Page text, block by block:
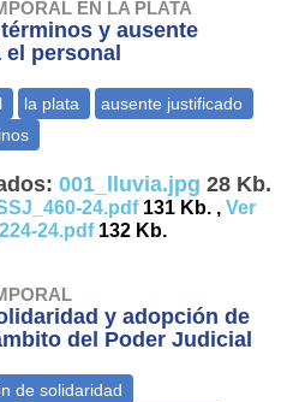
EN LA PLATA
y ausente
personal
001_lluvia.jpg 28 Kb.
24.pdf131 Kb. ,Ver
24.pdf132 Kb.
y adopción de
del Poder Judicial